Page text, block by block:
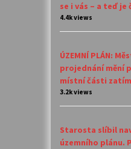
se i vás – a teď je
4.4k views
ÚZEMNÍ PLÁN:
projednání mění
místní části
3.2k views
Starosta slíbil
územního plánu.